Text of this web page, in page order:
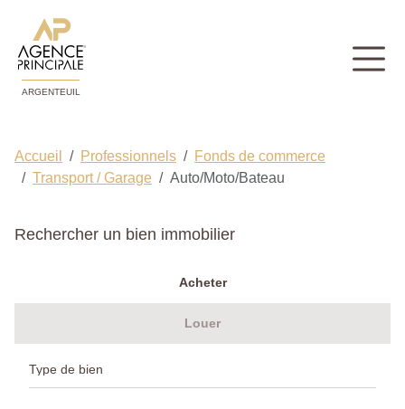
ARGENTEUIL
Accueil Professionnels
Fonds de commerce
Transport / Garage
Auto/Moto/Bateau
Rechercher un bien immobilier
Acheter
Louer